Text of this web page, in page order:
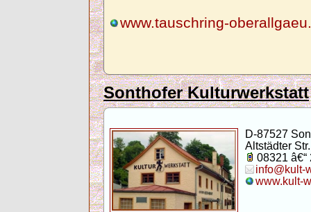
www.tauschring-
Sonthofer Kulturwerkstatt
D-87527
Altstädter
08321 â€“
info@kult-
www.kult-